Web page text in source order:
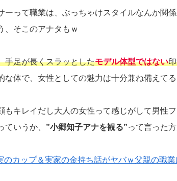
ーって職業は、ぶっちゃけスタイルなんか関
、 そこのアナタもｗ
手足が長くスラッとしたモデル体型ではない
な体で、女性としての魅力は十分兼ね備えてる
もキレイだし大人の女性って感じがして男性フ
ていうか、 ”小郷知子アナを観る”って言った
のカップ＆実家の金持ち話がヤバｗ父親の職業